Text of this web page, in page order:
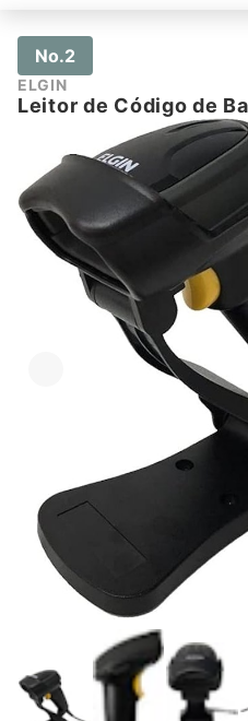
No.2
ELGIN
Leitor de Código de